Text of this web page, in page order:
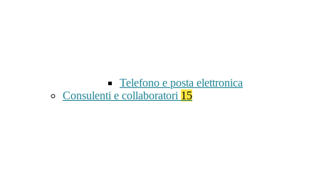
Telefono e posta elettronica
Consulenti e collaboratori 15